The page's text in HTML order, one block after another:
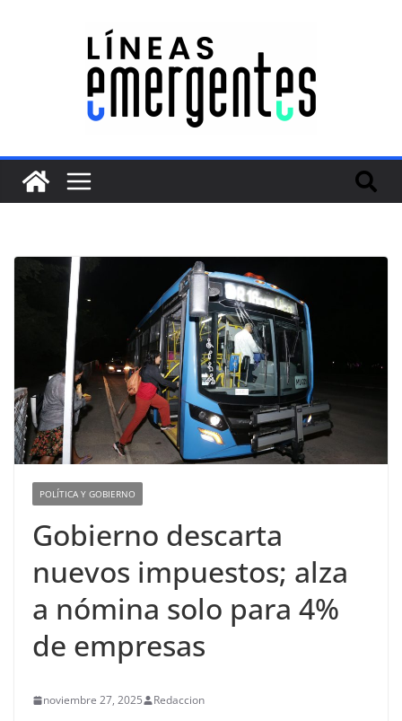
POLÍTICA Y GOBIERNO
Gobierno descarta
nuevos impuestos; alza
a nómina solo para 4%
de empresas
noviembre 27, 2025 Redaccion